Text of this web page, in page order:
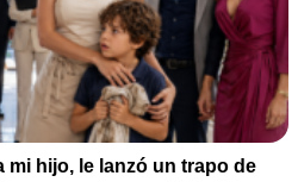
mi hijo, le lanzó un trapo de